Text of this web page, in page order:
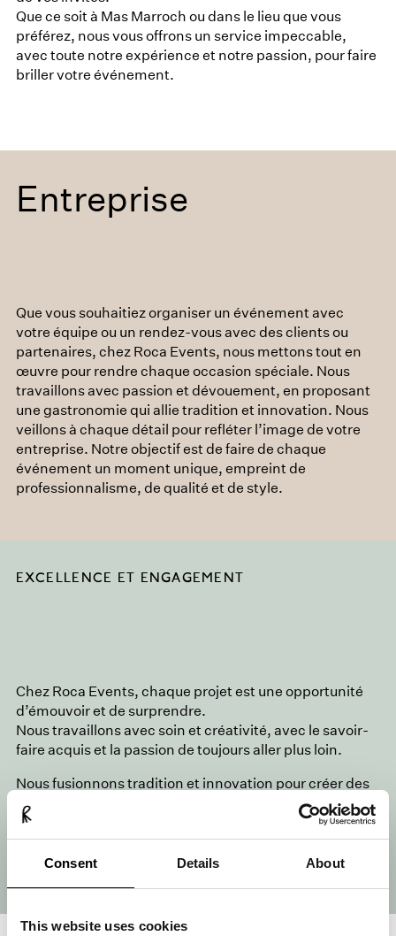
Consent Details About
This website uses cookies
Que ce soit à Mas Marroch ou dans le lieu que vous
préférez, nous vous offrons un service impeccable,
avec toute notre expérience et notre passion, pour faire
briller votre événement.
Entreprise
Que vous souhaitiez organiser un événement avec
votre équipe ou un rendez-vous avec des clients ou
partenaires, chez Roca Events, nous mettons tout en
œuvre pour rendre chaque occasion spéciale. Nous
travaillons avec passion et dévouement, en proposant
une gastronomie qui allie tradition et innovation. Nous
veillons à chaque détail pour refléter l’image de votre
entreprise. Notre objectif est de faire de chaque
événement un moment unique, empreint de
professionnalisme, de qualité et de style.
EXCELLENCE ET ENGAGEMENT
Chez Roca Events, chaque projet est une opportunité
d’émouvoir et de surprendre.
Nous travaillons avec soin et créativité, avec le savoir-
faire acquis et la passion de toujours aller plus loin.
Nous fusionnons tradition et innovation pour créer des
expériences uniques, sur mesure, pour chaque
événement et chaque moment. Avec flexibilité, rigueur
et sensibilité, nous transformons vos idées en réalités
marquantes.